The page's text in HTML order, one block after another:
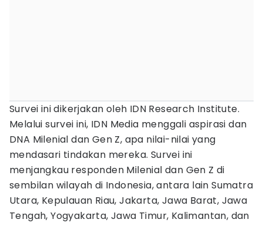
Survei ini dikerjakan oleh IDN Research Institute.
Melalui survei ini, IDN Media menggali aspirasi dan
DNA Milenial dan Gen Z, apa nilai-nilai yang
mendasari tindakan mereka. Survei ini
menjangkau responden Milenial dan Gen Z di
sembilan wilayah di Indonesia, antara lain Sumatra
Utara, Kepulauan Riau, Jakarta, Jawa Barat, Jawa
Tengah, Yogyakarta, Jawa Timur, Kalimantan, dan